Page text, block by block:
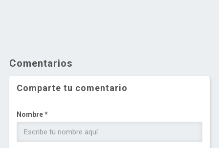
Comentarios
Comparte tu comentario
Nombre *